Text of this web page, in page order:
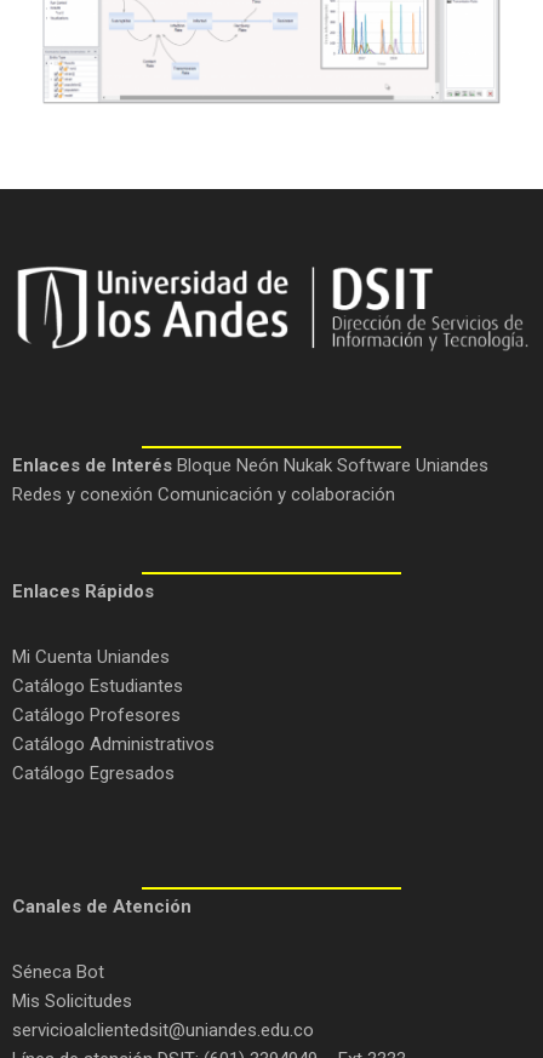
Enlaces de Interés Bloque Neón Nukak Software Uniandes
Redes y conexión Comunicación y colaboración
Enlaces Rápidos
Mi Cuenta Uniandes
Catálogo Estudiantes
Catálogo Profesores
Catálogo Administrativos
Catálogo Egresados
Canales de Atención
Séneca Bot
Mis Solicitudes
servicioalclientedsit@uniandes.edu.co